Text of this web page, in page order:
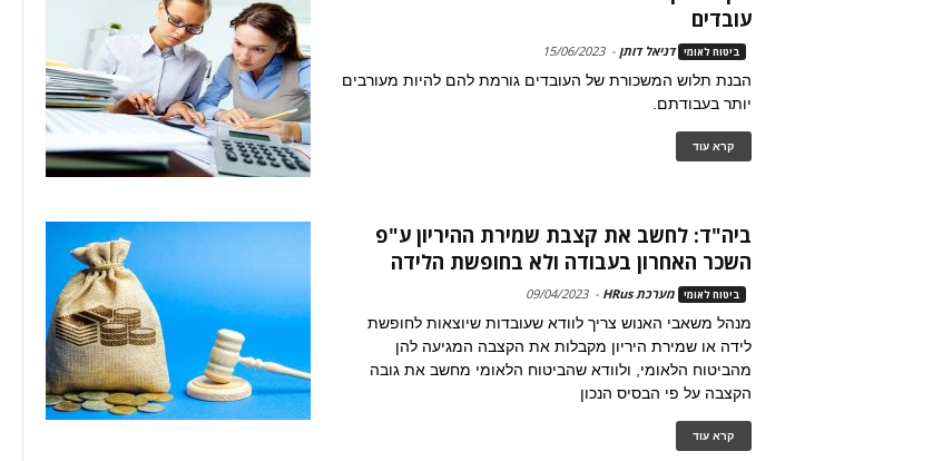
עובדים
ביטוח לאומי דניאל דותן -
15/06/2023
הבנת תלוש המשכורת של העובדים גורמת להם להיות מעורבים
יותר בעבודתם.
קרא עוד
ביה"ד: לחשב את קצבת שמירת ההיריון ע"פ
השכר האחרון בעבודה ולא בחופשת הלידה
ביטוח לאומי מערכת HRus -
09/04/2023
מנהל משאבי האנוש צריך לוודא שעובדות שיוצאות לחופשת
לידה או שמירת היריון מקבלות את הקצבה המגיעה להן
מהביטוח הלאומי, ולוודא שהביטוח הלאומי מחשב את גובה
הקצבה על פי הבסיס הנכון
קרא עוד